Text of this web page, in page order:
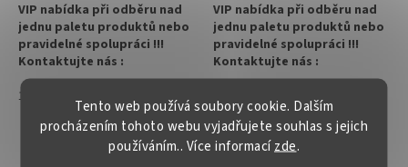
Tento web používá soubory cookie. Dalším
procházením tohoto webu vyjadřujete souhlas s jejich
používáním.. Více informacízde.
VIP nabídka při odběru nad
jednu paletu produktů nebo
pravidelné spolupráci !!!
Kontaktujte nás :
info@zavarovacisklo.cz
Víčko na sklenici s uzávěrem
typu Twist Off 66
1
VIP nabídka při odběru nad
jednu paletu produktů nebo
pravidelné spolupráci !!!
Kontaktujte nás :
info@zavarovacisklo.cz
✅Víčko Twist Off RTS pro
pasteraci do 105 °C
1250
ZOBRAZIT VŠECHNY PODOBNÉ PRODUKTY